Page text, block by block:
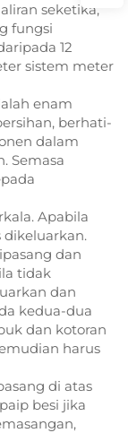
seketika,
fungsi
12
sistem meter
enam
berhati-
dalam
Semasa
Apabila
dikeluarkan.
dan
tidak
dan
kedua-dua
dan kotoran
harus
di atas
besi jika